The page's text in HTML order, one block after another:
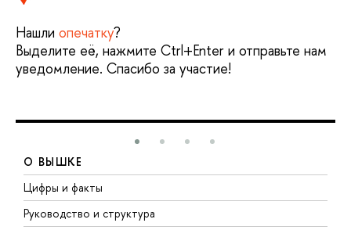
Нашли опечатку?
Выделите её, нажмите Ctrl+Enter и отправьте нам
уведомление. Спасибо за участие!
О ВЫШКЕ
Цифры и факты
Руководство и структура